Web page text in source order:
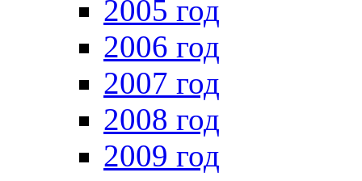
2005 год
2006 год
2007 год
2008 год
2009 год